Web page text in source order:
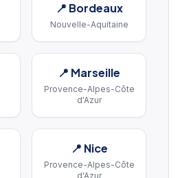
📍 Bordeaux
Nouvelle-Aquitaine
📍 Marseille
Provence-Alpes-Côte
d'Azur
📍 Nice
Provence-Alpes-Côte
d'Azur